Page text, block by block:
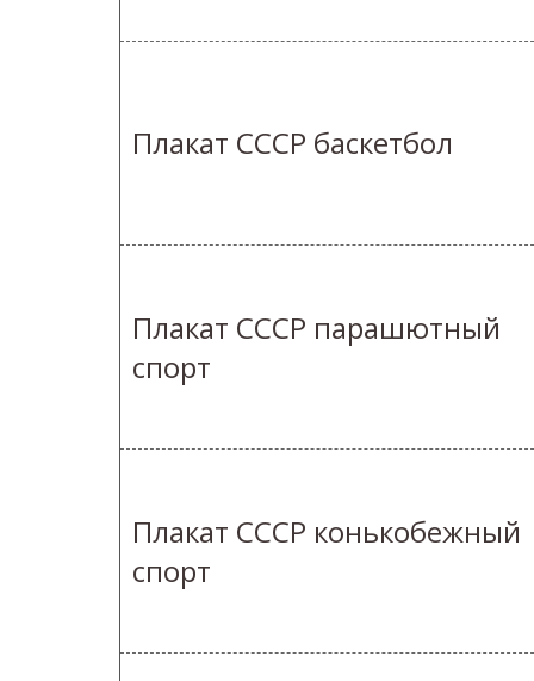
Плакат СССР баскетбол
Плакат СССР парашютный
спорт
Плакат СССР конькобежный
спорт